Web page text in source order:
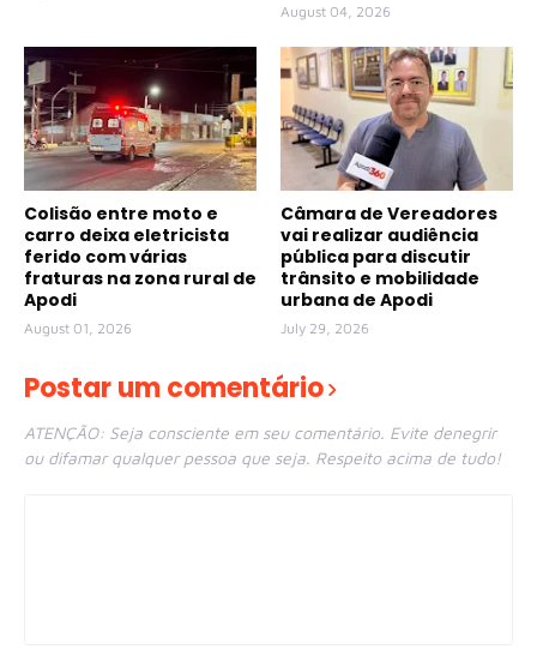
August 04, 2026
Colisão entre moto e
carro deixa eletricista
ferido com várias
fraturas na zona rural de
Apodi
August 01, 2026
Câmara de Vereadores
vai realizar audiência
pública para discutir
trânsito e mobilidade
urbana de Apodi
July 29, 2026
Postar um comentário
ATENÇÃO: Seja consciente em seu comentário. Evite denegrir
ou difamar qualquer pessoa que seja. Respeito acima de tudo!